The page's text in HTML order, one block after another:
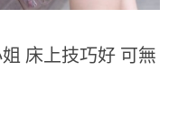
床上技巧好 可無